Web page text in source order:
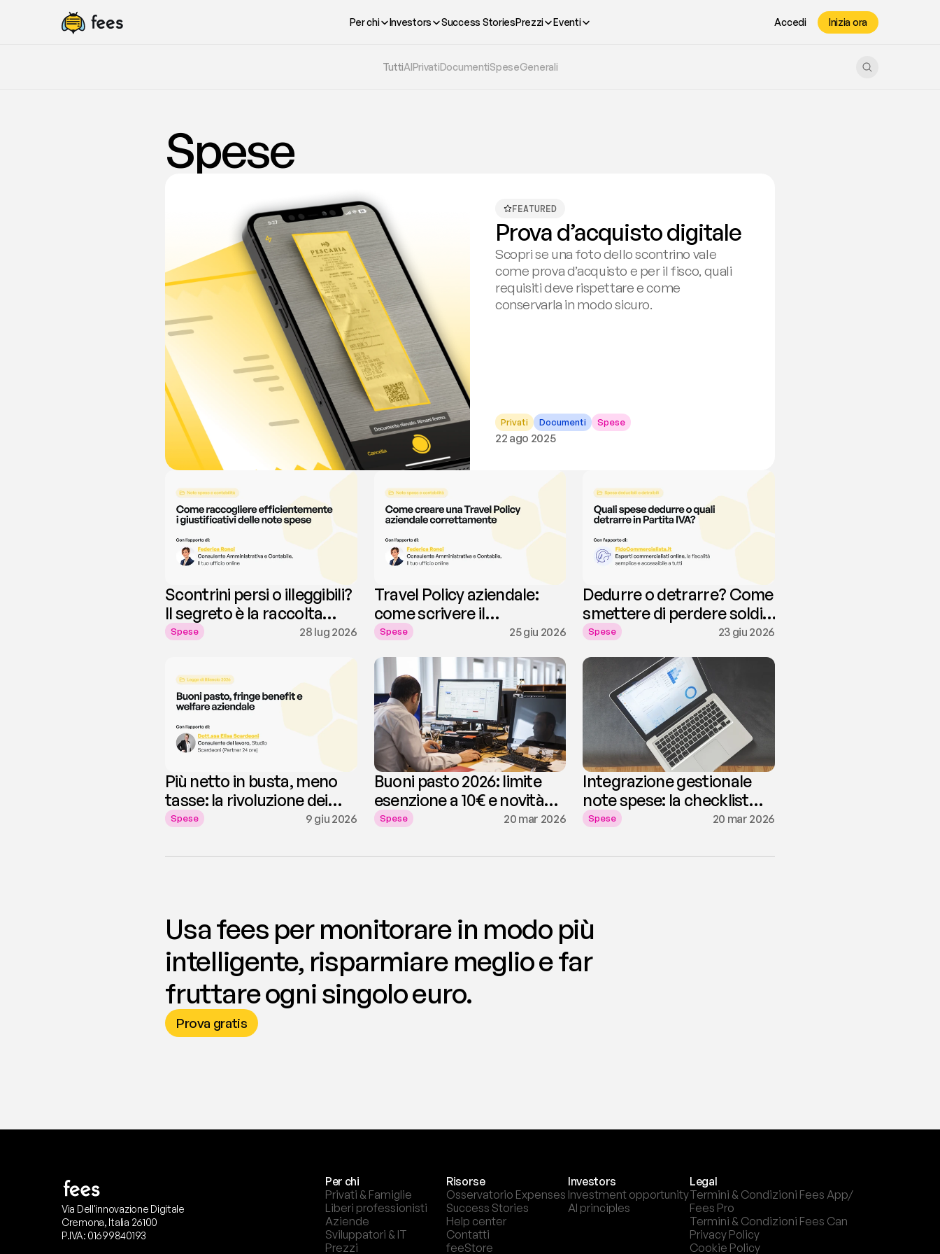
Per chi Investors Success StoriesPrezzi Eventi Accedi Inizia ora
TuttiAIPrivatiDocumentiSpeseGenerali
Spese
FEATURED
Prova d’acquisto digitale
Scopri se una foto dello scontrino vale
come prova d’acquisto e per il fisco, quali
requisiti deve rispettare e come
conservarla in modo sicuro.
Privati Documenti Spese
22 ago 2025
Scontrini persi o illeggibili?
Il segreto è la raccolta
tempestiva dei
Spese 28 lug 2026
Travel Policy aziendale:
come scrivere il
regolamento note spese
Spese 25 giu 2026
Dedurre o detrarre? Come
smettere di perdere soldi
con la Partita IVA
Spese 23 giu 2026
Più netto in busta, meno
tasse: la rivoluzione dei
Buoni Pasto 2026
Spese 9 giu 2026
Buoni pasto 2026: limite
esenzione a 10€ e novità
fiscali
Spese 20 mar 2026
Integrazione gestionale
note spese: la checklist
tecnica
Spese 20 mar 2026
Usa fees per monitorare in modo più
intelligente, risparmiare meglio e far
fruttare ogni singolo euro.
Prova gratis
Via Dell'innovazione Digitale
Cremona, Italia 26100
P.IVA: 01699840193
Per chi
Privati & Famiglie
Liberi professionisti
Aziende
Sviluppatori & IT
Prezzi
Risorse
Osservatorio Expenses
Success Stories
Help center
Contatti
feeStore
Investors
Investment opportunity
AI principles
Legal
Termini & Condizioni Fees App/
Fees Pro
Termini & Condizioni Fees Can
Privacy Policy
Cookie Policy